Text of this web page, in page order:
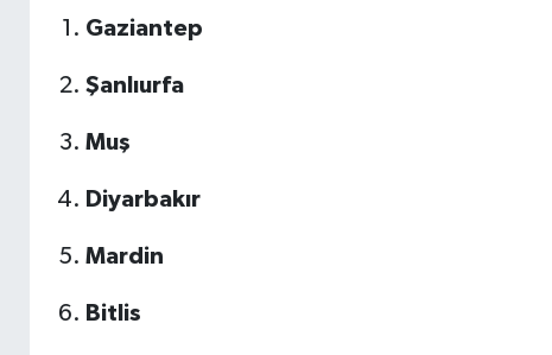
Gaziantep
Şanlıurfa
Muş
Diyarbakır
Mardin
Bitlis